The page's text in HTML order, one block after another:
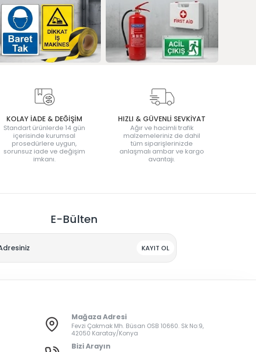
KOLAY İADE & DEĞİŞİM
Standart ürünlerde 14 gün
içerisinde kurumsal
prosedürlere uygun,
sorunsuz iade ve değişim
imkanı.
HIZLI & GÜVENLİ SEVKİYAT
Ağır ve hacimli trafik
malzemeleriniz de dahil
tüm siparişlerinizde
anlaşmalı ambar ve kargo
avantajı.
E-Bülten
KAYIT OL
Mağaza Adresi
Fevzi Çakmak Mh. Büsan OSB 10660. Sk No:9,
42050 Karatay/Konya
Bizi Arayın